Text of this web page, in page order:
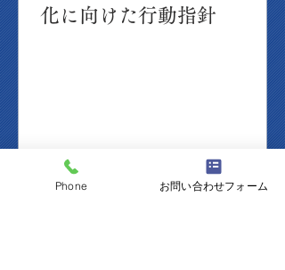
化に向けた行動指針
Phone お問い合わせフォーム